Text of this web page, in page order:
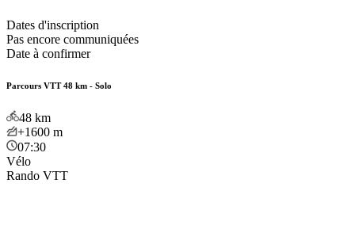
Dates d'inscription
Pas encore communiquées
Date à confirmer
Parcours VTT 48 km - Solo
48 km
+1600 m
07:30
Vélo
Rando VTT